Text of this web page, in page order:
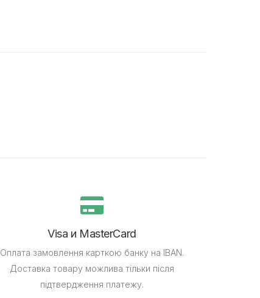
Visa и MasterCard
Оплата замовлення карткою банку на IBAN.
Доставка товару можлива тільки після
підтвердження платежу.